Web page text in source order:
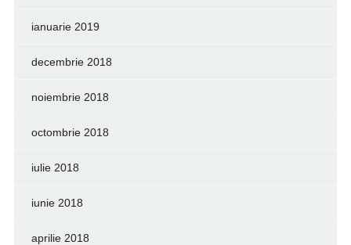
ianuarie 2019
decembrie 2018
noiembrie 2018
octombrie 2018
iulie 2018
iunie 2018
aprilie 2018